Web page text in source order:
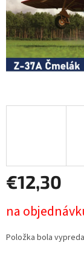
€12,30
cena:
na
Položka bola